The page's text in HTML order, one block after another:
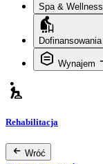
Spa & Wellness
Dofinansowania
Wynajem
Rehabilitacja
Wróć